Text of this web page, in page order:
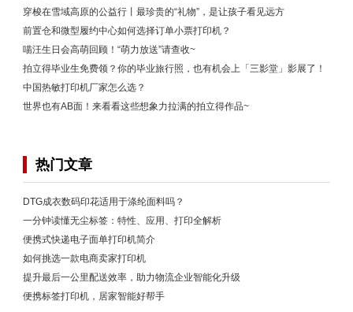
穿梭在雪域高原的公益行丨最珍贵的“礼物”，是让孩子看见远方
前置仓和微型履约中心如何选择订单小票打印机？
喵汪生日会高萌回顾！“萌力放送”请查收~
拍立得毕业生免费领？你的毕业旅行照，也有机会上「三影堂」影展了！
中国热敏打印机厂家怎么选？
世界也有AB面！来看看这些想象力拉满的拍立得作品~
热门文章
DTG成衣数码印花适用于涤纶面料吗？
一分钟读懂无尘标签：特性、应用、打印全解析
便携式快递电子面单打印机简介
如何挑选一款电商卖家打印机
提升最后一公里配送效率，助力物流企业智能化升级
便携标签打印机，居家智能好帮手